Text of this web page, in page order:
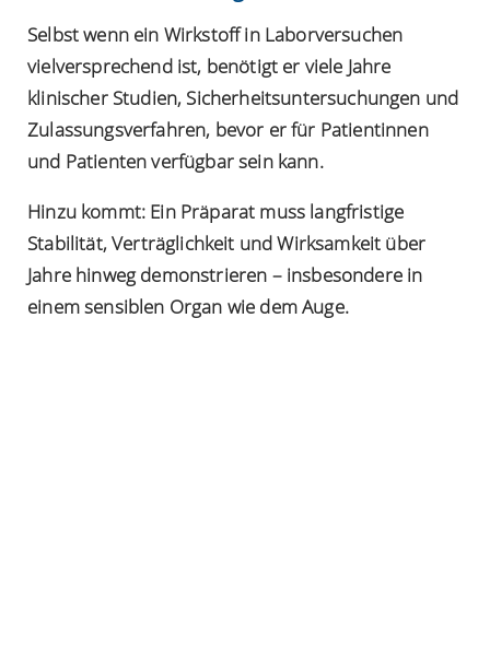
Selbst wenn ein Wirkstoff in Laborversuchen
vielversprechend ist, benötigt er viele Jahre
klinischer Studien, Sicherheitsuntersuchungen und
Zulassungsverfahren, bevor er für Patientinnen
und Patienten verfügbar sein kann.
Hinzu kommt: Ein Präparat muss langfristige
Stabilität, Verträglichkeit und Wirksamkeit über
Jahre hinweg demonstrieren – insbesondere in
einem sensiblen Organ wie dem Auge.